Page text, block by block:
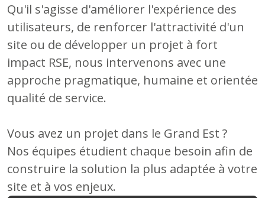
Qu'il s'agisse d'améliorer l'expérience des
utilisateurs, de renforcer l'attractivité d'un
site ou de développer un projet à fort
impact RSE, nous intervenons avec une
approche pragmatique, humaine et orientée
qualité de service.
Vous avez un projet dans le Grand Est ?
Nos équipes étudient chaque besoin afin de
construire la solution la plus adaptée à votre
site et à vos enjeux.